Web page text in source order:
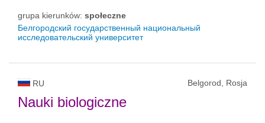
grupa kierunków: społeczne
Белгородский государственный национальный
исследовательский университет
RU Belgorod, Rosja
Nauki biologiczne